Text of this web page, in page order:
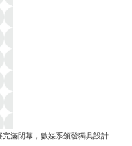
完滿閉幕，數媒系頒發獨具設計